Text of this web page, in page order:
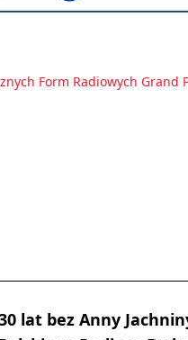
Form Radiowych Grand
lat bez Anny